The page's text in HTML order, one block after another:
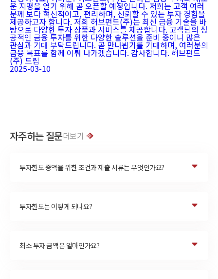
운 지평을 열기 위해 곧 오픈할 예정입니다. 저희는 고객 여러
분께 보다 혁신적이고, 편리하며, 신뢰할 수 있는 투자 경험을
제공하고자 합니다. 저희 허브펀드(주)는 최신 금융 기술을 바
탕으로 다양한 투자 상품과 서비스를 제공합니다. 고객님의 성
공적인 금융 투자를 위한 다양한 솔루션을 준비 중이니 많은
관심과 기대 부탁드립니다. 곧 만나뵙기를 기대하며, 여러분의
금융 목표를 함께 이뤄 나가겠습니다. 감사합니다. 허브펀드
(주) 드림
2025-03-10
자주하는 질문더보기
투자한도 증액을 위한 조건과 제출 서류는 무엇인가요?
투자한도는 어떻게 되나요?
최소 투자 금액은 얼마인가요?